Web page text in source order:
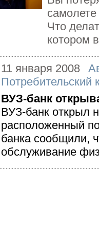
Что
котором
11 января 2008
Потребительский
ВУЗ-банк
ВУЗ-банк открыл
расположенный
банка сообщили,
обслуживание